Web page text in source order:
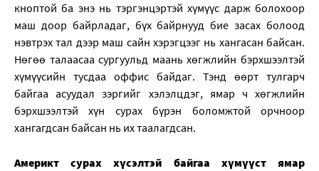
кноптой ба энэ нь тэргэнцэртэй хүмүүс дарж болохоор
маш доор байрладаг, бүх байрнууд бие засах болоод
нэвтрэх тал дээр маш сайн хэрэгцээг нь хангасан байсан.
Нөгөө талаасаа сургуульд маань хөгжлийн бэрхшээлтэй
хүмүүсийн тусдаа оффис байдаг. Тэнд өөрт тулгарч
байгаа асуудал зэргийг хэлэлцдэг, ямар ч хөгжлийн
бэрхшээлтэй хүн сурах бүрэн боломжтой орчноор
хангагдсан байсан нь их таалагдсан.
Америкт сурах хүсэлтэй байгаа хүмүүст ямар